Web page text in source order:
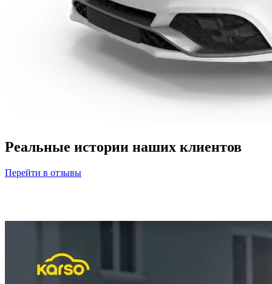
Реальные истории наших клиентов
Перейти в отзывы